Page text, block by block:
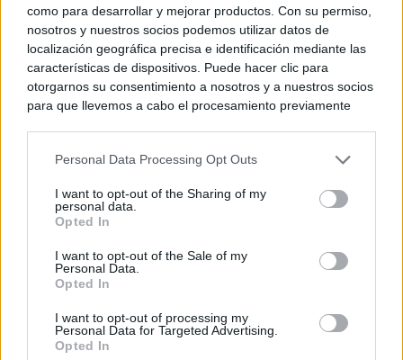
como para desarrollar y mejorar productos. Con su permiso,
nosotros y nuestros socios podemos utilizar datos de
localización geográfica precisa e identificación mediante las
características de dispositivos. Puede hacer clic para
otorgarnos su consentimiento a nosotros y a nuestros socios
para que llevemos a cabo el procesamiento previamente
negar su consentimiento. Tenga en cuenta que algún
de su consentimiento, pero usted tiene el derecho de
rechazar tal procesamiento. Sus preferencias se aplicarán
cualquier momento entrando de nuevo en este sitio web o
visitando nuestra política de privacidad.
Personal Data Processing Opt Outs
I want to opt-out of the Sharing of my
personal data.
Opted In
I want to opt-out of the Sale of my
Personal Data.
Opted In
I want to opt-out of processing my
Personal Data for Targeted Advertising.
Opted In